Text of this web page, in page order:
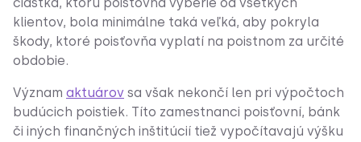
klientov, bola minimálne taká veľká, aby pokryla
škody, ktoré poisťovňa vyplatí na poistnom za určité
obdobie.
Význam aktuárov sa však nekončí len pri výpočtoch
budúcich poistiek. Títo zamestnanci poisťovní, bánk
či iných finančných inštitúcií tiež vypočítavajú výšku